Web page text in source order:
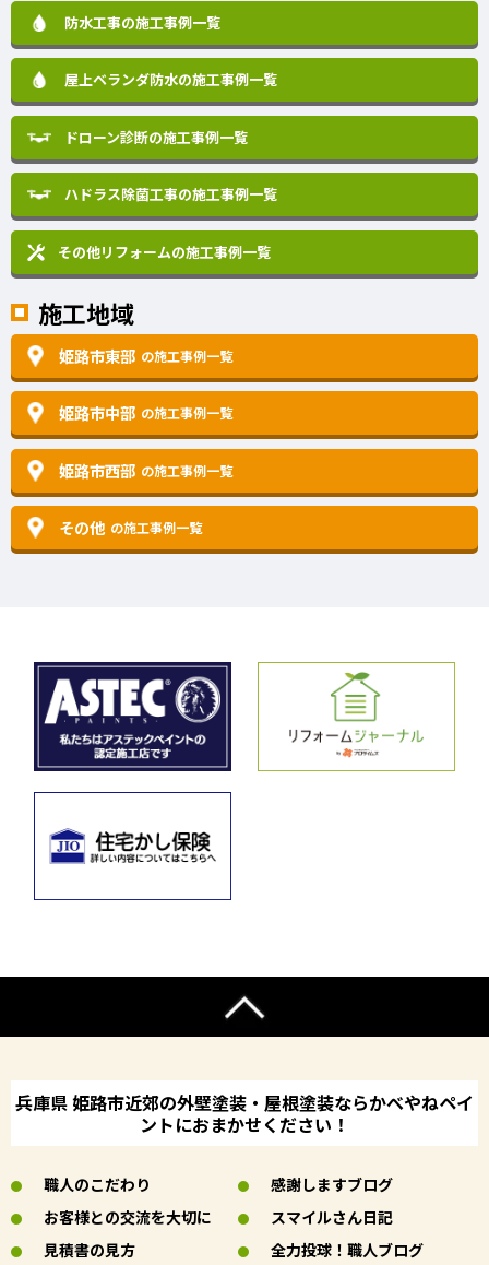
防水工事の施工事例一覧
屋上ベランダ防水の施工事例一覧
ドローン診断の施工事例一覧
ハドラス除菌工事の施工事例一覧
その他リフォームの施工事例一覧
施工地域
姫路市東部 の施工事例一覧
姫路市中部 の施工事例一覧
姫路市西部 の施工事例一覧
その他 の施工事例一覧
兵庫県 姫路市近郊の外壁塗装・屋根塗装ならかべやねペイ
ントにおまかせください！
職人のこだわり
お客様との交流を大切に
見積書の見方
感謝しますブログ
スマイルさん日記
全力投球！職人ブログ